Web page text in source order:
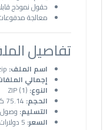
حقول نموذج
معالجة
تفاصيل
اسم الملف:
إجمالي
النوع:ZIP (1)
الحجم:
التسليم: وصول
السعر: